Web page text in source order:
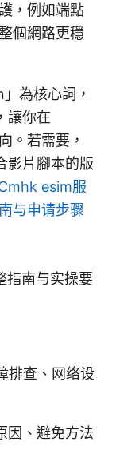
，例如端點
個網路更穩
為核心詞，
讓你在
。若需要，
影片腳本的版
esim服
与申请步骤
指南与实操要
排查、网络设
因、避免方法